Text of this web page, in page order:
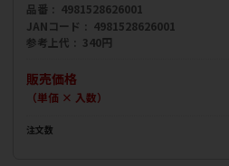
品番
4981528626001
JANコード
4981528626001
参考上代
340円
販売価格
（単価 × 入数）
注文数